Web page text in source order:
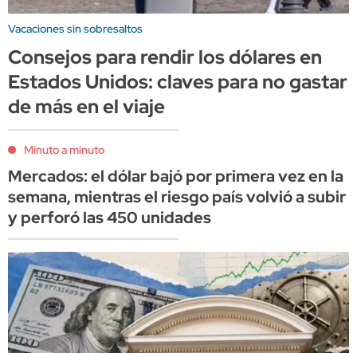
Vacaciones sin sobresaltos
Consejos para rendir los dólares en
Estados Unidos: claves para no gastar
de más en el viaje
Minuto a minuto
Mercados: el dólar bajó por primera vez en la
semana, mientras el riesgo país volvió a subir
y perforó las 450 unidades